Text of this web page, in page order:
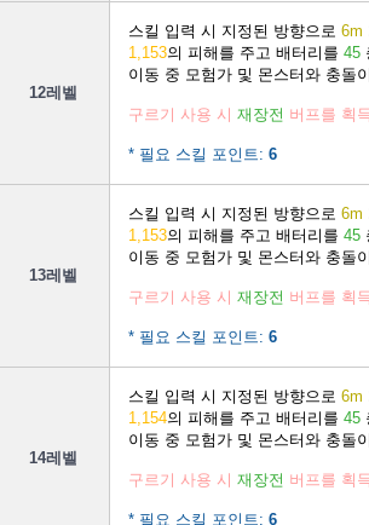
12레벨
스킬 입력 시 지정된 방향으로 6m
1,153의 피해를 주고 배터리를 45
이동 중 모험가 및 몬스터와 충돌
구르기 사용 시 재장전 버프를 획
* 필요 스킬 포인트: 6
13레벨
스킬 입력 시 지정된 방향으로 6m
1,153의 피해를 주고 배터리를 45
이동 중 모험가 및 몬스터와 충돌
구르기 사용 시 재장전 버프를 획
* 필요 스킬 포인트: 6
14레벨
스킬 입력 시 지정된 방향으로 6m
1,154의 피해를 주고 배터리를 45
이동 중 모험가 및 몬스터와 충돌
구르기 사용 시 재장전 버프를 획
* 필요 스킬 포인트: 6